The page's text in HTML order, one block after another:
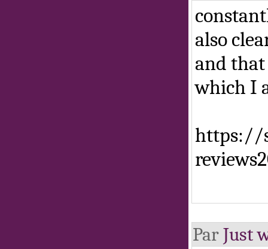
also
and
which I
https://
ParJust